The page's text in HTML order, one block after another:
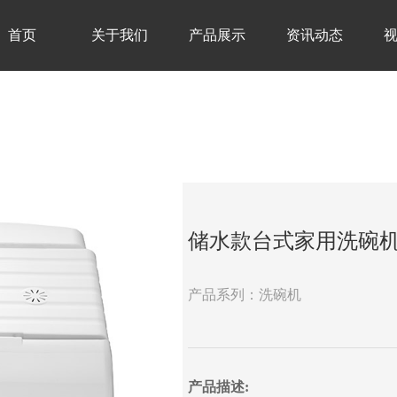
首页 关于我们 产品展示 资讯动态
储水款台式家用洗碗
产品系列：洗碗机
产品描述: